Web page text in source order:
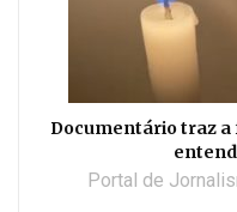
Documentário traz
Portal de